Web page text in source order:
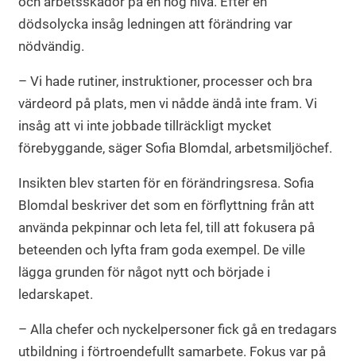
dödsolycka insåg ledningen att förändring var
nödvändig.
– Vi hade rutiner, instruktioner, processer och bra
värdeord på plats, men vi nådde ändå inte fram. Vi
insåg att vi inte jobbade tillräckligt mycket
förebyggande, säger Sofia Blomdal, arbetsmiljöchef.
Insikten blev starten för en förändringsresa. Sofia
Blomdal beskriver det som en förflyttning från att
använda pekpinnar och leta fel, till att fokusera på
beteenden och lyfta fram goda exempel. De ville
lägga grunden för något nytt och började i
ledarskapet.
– Alla chefer och nyckelpersoner fick gå en tredagars
utbildning i förtroendefullt samarbete. Fokus var på